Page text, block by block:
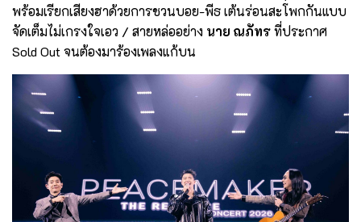
พร้อมเรียกเสียงฮาด้วยการชวนบอย-พีธ เต้นร่อนสะโพกกันแบบ
จัดเต็มไม่เกรงใจเอว / สายหล่ออย่าง นาย ณภัทรที่ประกาศ
Sold Out จนต้องมาร้องเพลงแก้บน